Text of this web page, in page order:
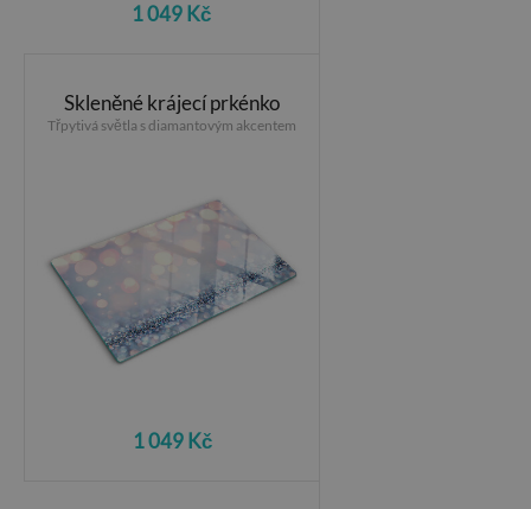
1 049 Kč
Skleněné krájecí prkénko
Třpytivá světla s diamantovým akcentem
1 049 Kč